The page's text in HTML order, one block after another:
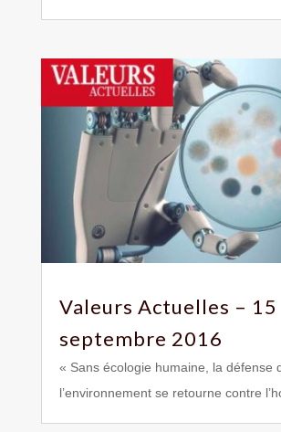
Valeurs Actuelles – 15
septembre 2016
« Sans écologie humaine, la défense
l’environnement se retourne contre